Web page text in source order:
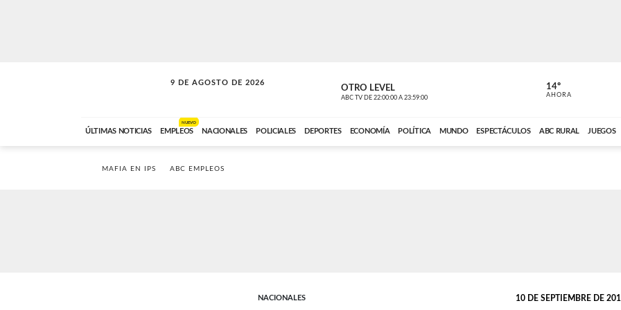
9 DE AGOSTO DE 2026
SOLO MÚSICA OTRO LEVEL
ABC TV DE 22:00:00 A 23:59:00 ABC CARDINAL
14º
AHORA
ÚLTIMAS NOTICIAS EMPLEOS
NUEVO
NACIONALES POLICIALES DEPORTES ECONOMÍA POLÍTICA MUNDO ESPECTÁCULOS ABC RURAL JUEGOS
MAFIA EN IPS ABC EMPLEOS
NACIONALES 10 DE SEPTIEMBRE DE